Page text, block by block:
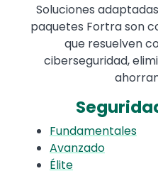
Soluciones
paquetes Fortra son
que resuelven
ciberseguridad,
Fundamentales
Avanzado
Élite